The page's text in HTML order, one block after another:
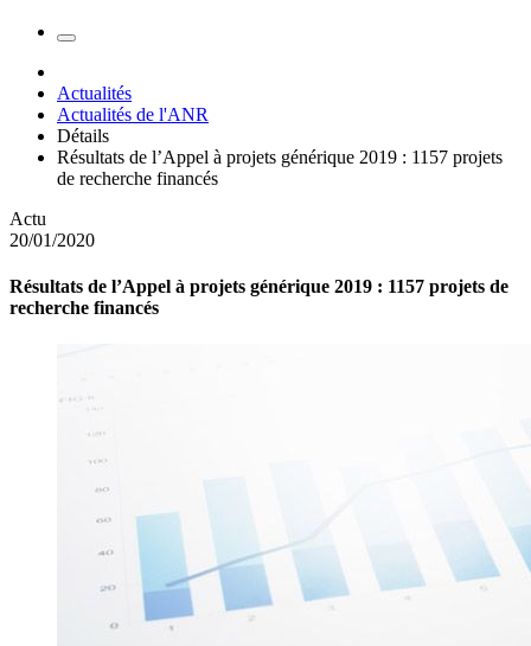
Actualités
Actualités de l'ANR
Détails
Résultats de l’Appel à projets générique 2019 : 1157 projets
de recherche financés
Actu
20/01/2020
Résultats de l’Appel à projets générique 2019 : 1157 projets de
recherche financés